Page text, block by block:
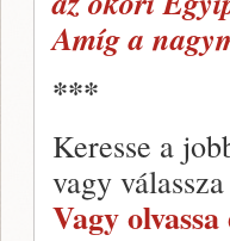
Amíg a
***
Keresse a
vagy
Vagy